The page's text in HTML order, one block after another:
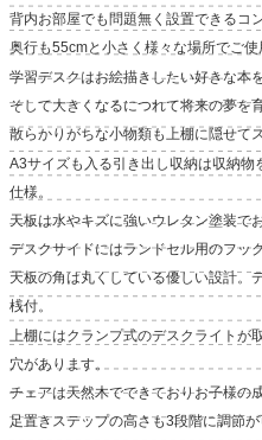
背内お部屋でも問題無く設置できるコ
奥行も55cmと小さく様々な場所でご使
学習デスクはお絵描きしたい好きな本
そして大きくなるにつれて将来の夢を
散らかりがちな小物類も上棚に隠せて
A3サイズも入る引き出し収納は収納
仕様。
天板は水やキズに強いウレタン塗装で
デスクサイドにはランドセル用のフッ
天板の角は丸くしている優しい設計。
桟付。
上棚にはクランプ式のデスクライト
穴があります。
チェアは天然木でできておりお子様の
足置きステップの高さも3段階に調節が